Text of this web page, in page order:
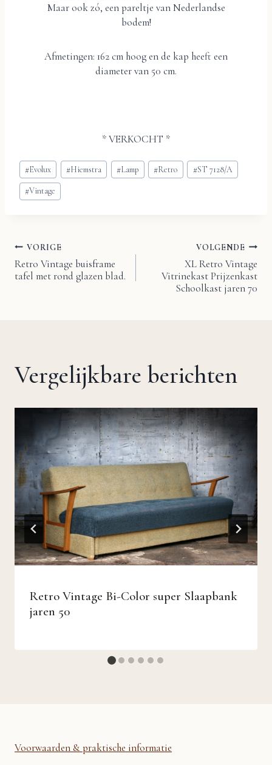
Maar ook zó, een pareltje van Nederlandse
bodem!
Afmetingen: 162 cm hoog en de kap heeft een
diameter van 50 cm.
* VERKOCHT *
Bericht
tags:
#Evolux #Hiemstra #Lamp #Retro #ST 7128/A
#Vintage
Bericht
VORIGE
Retro Vintage buisframe
tafel met rond glazen blad.
VOLGENDE
XL Retro Vintage
Vitrinekast Prijzenkast
Schoolkast jaren 70
Vergelijkbare berichten
Retro Vintage Bi-Color super Slaapbank
jaren 50
Voorwaarden & praktische informatie